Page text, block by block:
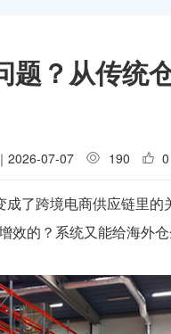
？从传统
｜ 2026-07-07 190 0
了跨境电商供应链里的
的？系统又能给海外